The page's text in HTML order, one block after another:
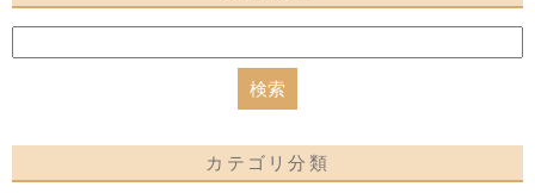
カテゴリ分類